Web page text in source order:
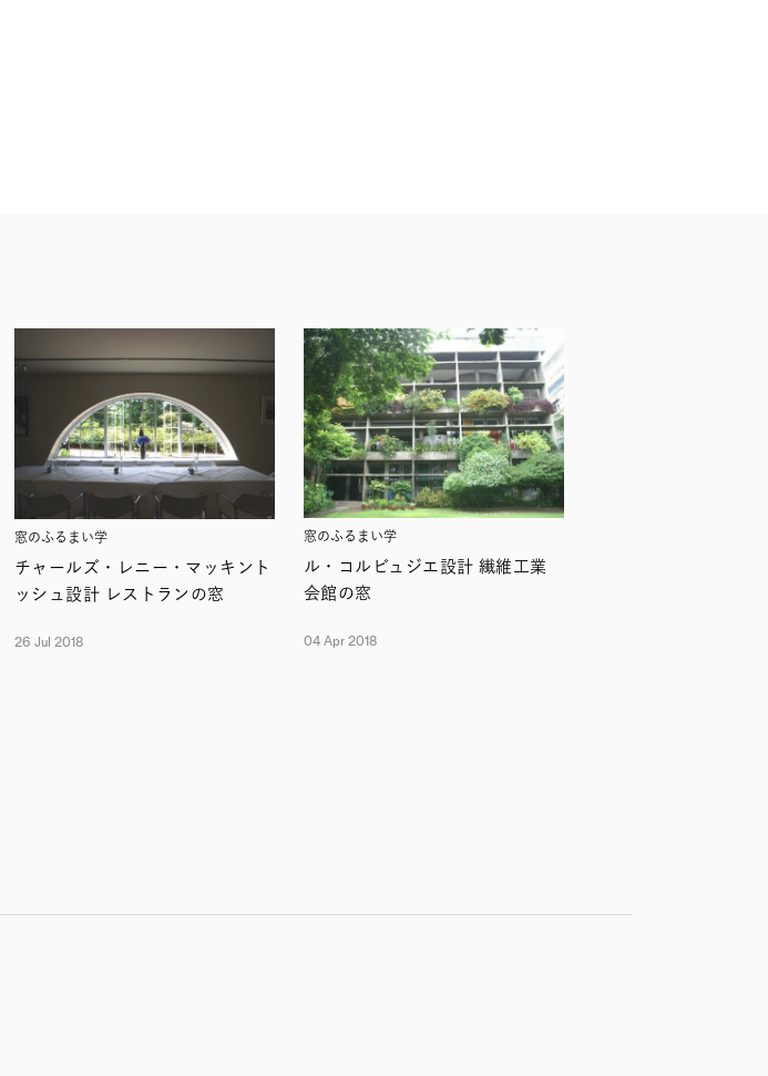
窓のふるまい学
チャールズ・レニー・マッキント
ッシュ設計 レストランの窓
26 Jul 2018
窓のふるまい学
ル・コルビュジエ設計 繊維工業
会館の窓
04 Apr 2018